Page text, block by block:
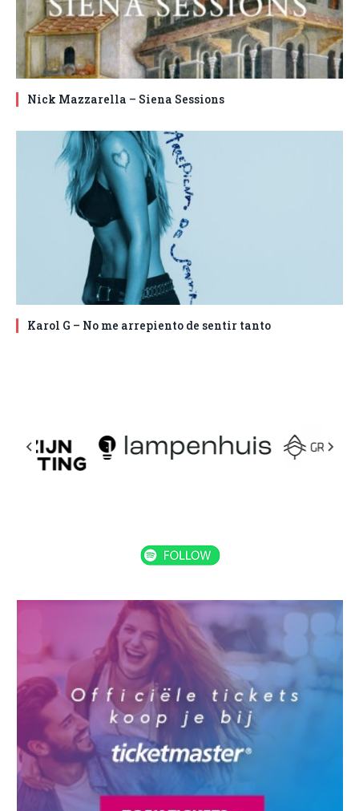
Nick Mazzarella – Siena Sessions
Karol G – No me arrepiento de sentir tanto